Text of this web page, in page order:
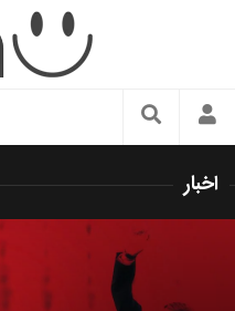
سبک زندگی
زیبایی و آرایش
شیک پوشی
اخبار